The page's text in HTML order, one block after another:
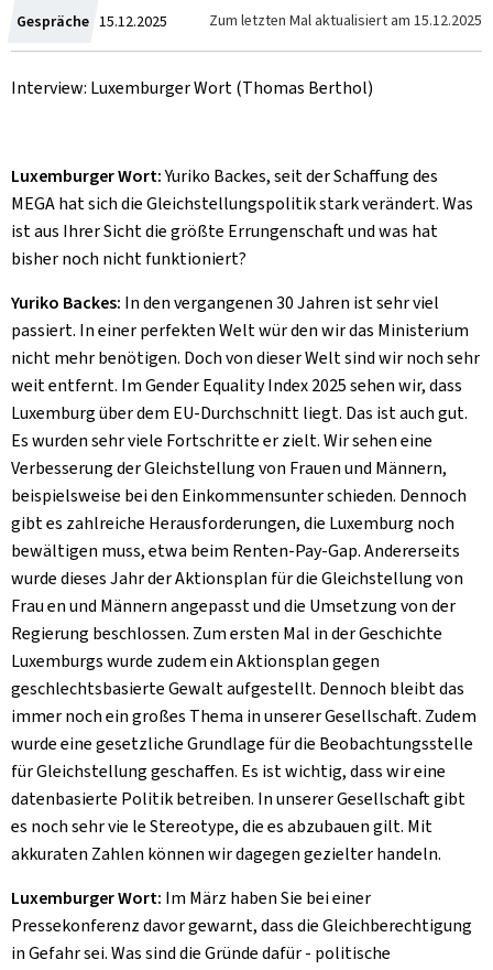
Gespräche Zum
15.12.2025 Zum letzten Mal aktualisiert am 15.12.2025
Interview: Luxemburger Wort (Thomas Berthol)
Luxemburger Wort:Yuriko Backes, seit der Schaffung des
MEGA hat sich die Gleichstellungspolitik stark verändert. Was
ist aus Ihrer Sicht die größte Errungenschaft und was hat
bisher noch nicht funktioniert?
Yuriko Backes: In den vergangenen 30 Jahren ist sehr viel
passiert. In einer perfekten Welt wür den wir das Ministerium
nicht mehr benötigen. Doch von dieser Welt sind wir noch sehr
weit entfernt. Im Gender Equality Index 2025 sehen wir, dass
Luxemburg über dem EU-Durchschnitt liegt. Das ist auch gut.
Es wurden sehr viele Fortschritte er zielt. Wir sehen eine
Verbesserung der Gleichstellung von Frauen und Männern,
beispielsweise bei den Einkommensunter schieden. Dennoch
gibt es zahlreiche Herausforderungen, die Luxemburg noch
bewältigen muss, etwa beim Renten-Pay-Gap. Andererseits
wurde dieses Jahr der Aktionsplan für die Gleichstellung von
Frau en und Männern angepasst und die Umsetzung von der
Regierung beschlossen. Zum ersten Mal in der Geschichte
Luxemburgs wurde zudem ein Aktionsplan gegen
geschlechtsbasierte Gewalt aufgestellt. Dennoch bleibt das
immer noch ein großes Thema in unserer Gesellschaft. Zudem
wurde eine gesetzliche Grundlage für die Beobachtungsstelle
für Gleichstellung geschaffen. Es ist wichtig, dass wir eine
datenbasierte Politik betreiben. In unserer Gesellschaft gibt
es noch sehr vie le Stereotype, die es abzubauen gilt. Mit
akkuraten Zahlen können wir dagegen gezielter handeln.
Luxemburger Wort: Im März haben Sie bei einer
Pressekonferenz davor gewarnt, dass die Gleichberechtigung
in Gefahr sei. Was sind die Gründe dafür - politische